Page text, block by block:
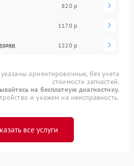
820 р
1170 р
1220 р
ориентировочные, без учета
стоимости запчастей.
на бесплатную диагностику.
и укажем на неисправность.
все услуги